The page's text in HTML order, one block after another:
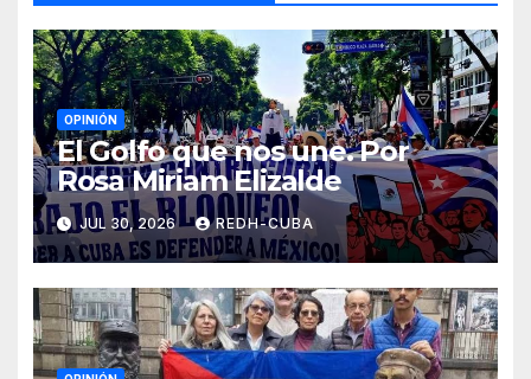
OPINIÓN
El Golfo que nos une. Por
Rosa Miriam Elizalde
JUL 30, 2026 REDH-CUBA